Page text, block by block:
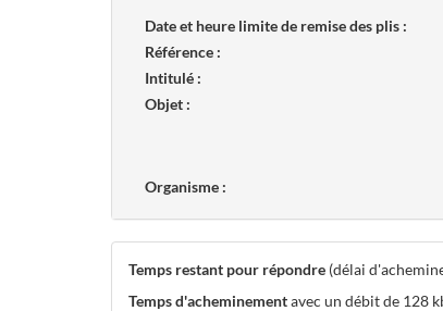
Date et heure limite de remise des plis :
Référence :
Intitulé :
Objet :
Organisme :
Temps restant pour répondre (délai
Temps d'acheminementavec un débit de 128